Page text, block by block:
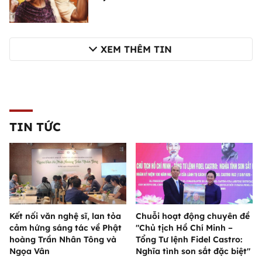
XEM THÊM TIN
TIN TỨC
Kết nối văn nghệ sĩ, lan tỏa
cảm hứng sáng tác về Phật
hoàng Trần Nhân Tông và
Ngọa Vân
Chuỗi hoạt động chuyên đề
"Chủ tịch Hồ Chí Minh –
Tổng Tư lệnh Fidel Castro:
Nghĩa tình son sắt đặc biệt"